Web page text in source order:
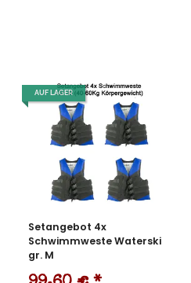
AUF LAGER
Setangebot 4x
Schwimmweste Waterski
gr. M